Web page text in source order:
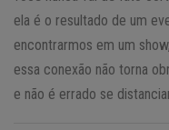
ela é o resultado de um
encontrarmos em um
essa conexão não torna
e não é errado se